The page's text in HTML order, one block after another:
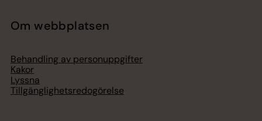
Om webbplatsen
Behandling av personuppgifter
Kakor
Lyssna
Tillgänglighetsredogörelse